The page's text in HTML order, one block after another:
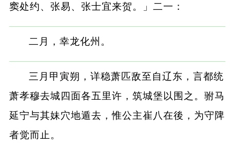
窦处约、张易、张士宜来贺。」二一：
二月，幸龙化州。
三月甲寅朔，详稳萧匹敌至自辽东，言都统
萧孝穆去城四面各五里许，筑城堡以围之。驸马
延宁与其妹穴地遁去，惟公主崔八在後，为守陴
者觉而止。